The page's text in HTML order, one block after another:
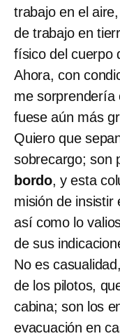
trabajo en el
de trabajo en
físico del cuerpo
Ahora, con
me sorprendería
fuese aún más
Quiero que
sobrecargo; son
bordo, y esta
misión de insistir
así como lo
de sus
No es
de los pilotos,
cabina; son los
evacuación en